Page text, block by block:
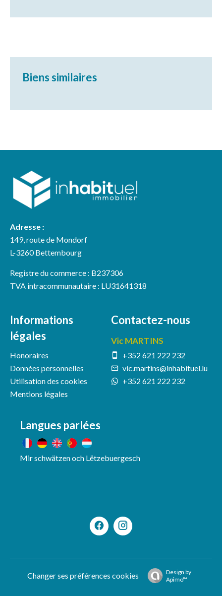
Biens similaires
Adresse :
149, route de Mondorf
L-3260 Bettembourg
Registre du commerce : B237306
TVA intracommunautaire : LU31641318
Informations
légales
Honoraires
Données personnelles
Utilisation des cookies
Mentions légales
Contactez-nous
Vic MARTINS
+352 621 222 232
vic.martins@inhabituel.lu
+352 621 222 232
Langues parlées
Mir schwätzen och Lëtzebuergesch
Changer ses préférences cookies
Design by
Apimo™